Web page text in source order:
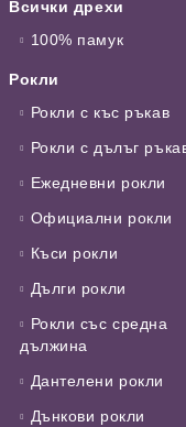
Всички дрехи
100% памук
Рокли
Рокли с къс ръкав
Рокли с дълъг
Ежедневни рокли
Официални рокли
Къси рокли
Дълги рокли
Рокли със средна
дължина
Дантелени рокли
Дънкови рокли